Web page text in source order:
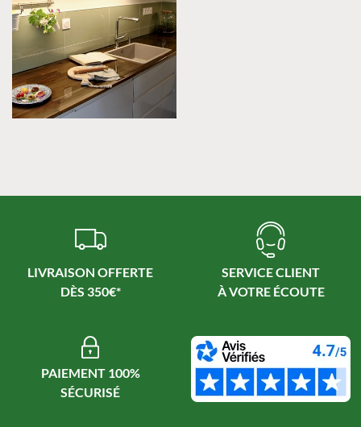
LIVRAISON OFFERTE
DÈS 350€*
SERVICE CLIENT
À VOTRE ÉCOUTE
PAIEMENT 100%